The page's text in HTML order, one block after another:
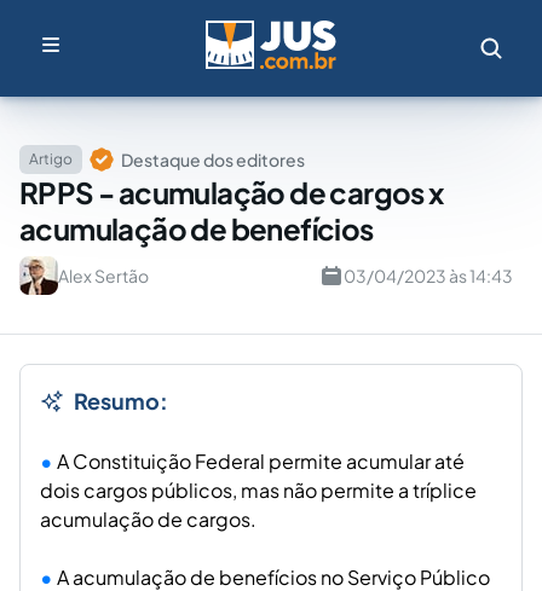
Artigo Destaque dos editores
RPPS - acumulação de cargos x
acumulação de benefícios
Alex Sertão 03/04/2023 às 14:43
Resumo:
A Constituição Federal permite acumular até
dois cargos públicos, mas não permite a tríplice
acumulação de cargos.
A acumulação de benefícios no Serviço Público